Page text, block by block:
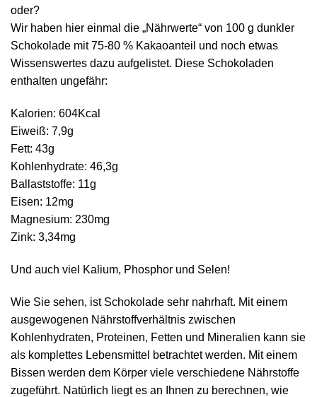
oder?
Wir haben hier einmal die „Nährwerte“ von 100 g dunkler
Schokolade mit 75-80 % Kakaoanteil und noch etwas
Wissenswertes dazu aufgelistet. Diese Schokoladen
enthalten ungefähr:
Kalorien: 604Kcal
Eiweiß: 7,9g
Fett: 43g
Kohlenhydrate: 46,3g
Ballaststoffe: 11g
Eisen: 12mg
Magnesium: 230mg
Zink: 3,34mg
Und auch viel Kalium, Phosphor und Selen!
Wie Sie sehen, ist Schokolade sehr nahrhaft. Mit einem
ausgewogenen Nährstoffverhältnis zwischen
Kohlenhydraten, Proteinen, Fetten und Mineralien kann sie
als komplettes Lebensmittel betrachtet werden. Mit einem
Bissen werden dem Körper viele verschiedene Nährstoffe
zugeführt. Natürlich liegt es an Ihnen zu berechnen, wie